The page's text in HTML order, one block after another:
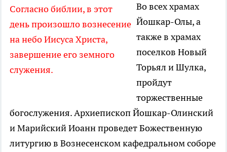
Согласно библии, в этот
день произошло вознесение
на небо Иисуса Христа,
завершение его земного
служения.
Во всех храмах
Йошкар-Олы, а
также в храмах
поселков Новый
Торьял и Шулка,
пройдут
торжественные
богослужения. Архиепископ Йошкар-Олинский
и Марийский Иоанн проведет Божественную
литургию в Вознесенском кафедральном соборе